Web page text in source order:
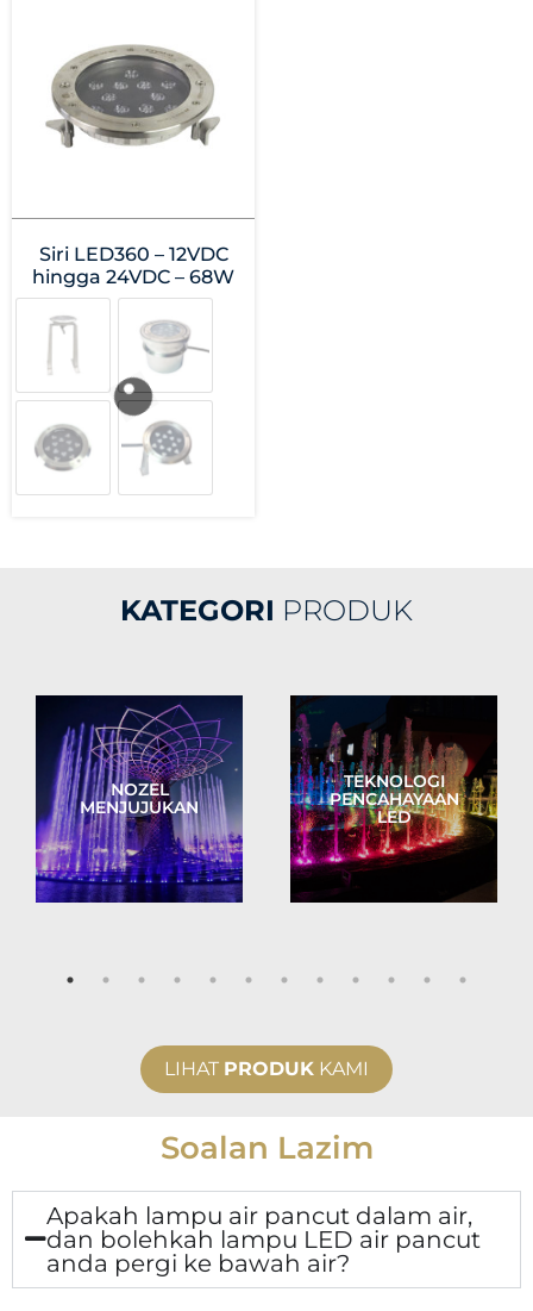
Siri LED360 – 12VDC
hingga 24VDC – 68W
KATEGORI PRODUK
NOZEL
MENJUJUKAN
TEKNOLOGI
PENCAHAYAAN
LED
LIHAT PRODUK KAMI
Soalan Lazim
Apakah lampu air pancut dalam air,
dan bolehkah lampu LED air pancut
anda pergi ke bawah air?